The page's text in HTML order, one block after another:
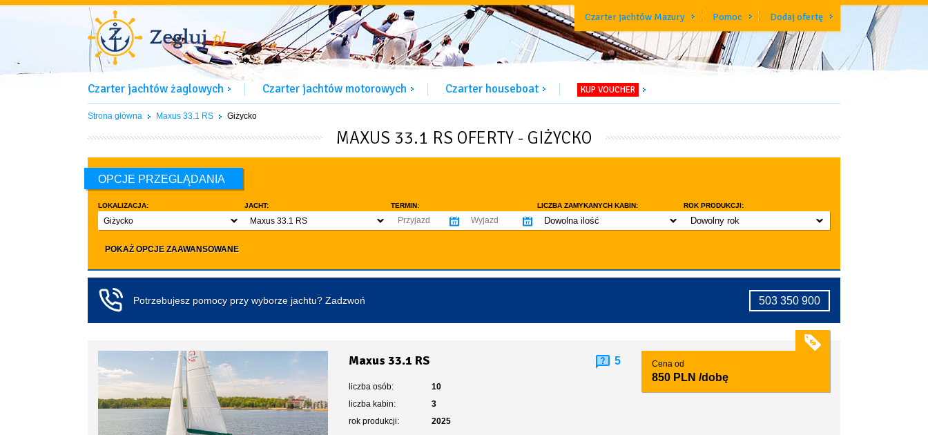
Czarter jachtów Mazury Pomoc Dodaj ofertę
Czarter jachtów żaglowych Czarter jachtów motorowych Czarter houseboat KUP VOUCHER
Strona główna Maxus 33.1 RS Giżycko
MAXUS 33.1 RS OFERTY - GIŻYCKO
OPCJE PRZEGLĄDANIA
LOKALIZACJA:
Giżycko
JACHT:
Maxus 33.1 RS
TERMIN: LICZBA ZAMYKANYCH KABIN:
Dowolna ilość
co najmniej 3
ROK PRODUKCJI:
Dowolny rok
do 10 lat
LICZBA OSÓB:
co najmniej 4
co najmniej 5
co najmniej 6
co najmniej 7
co najmniej 9
co najmniej 10
Czarter bez patentu / licencji
Koło sterowe
Lodówka
Flybridge
POKAŻ OPCJE ZAAWANSOWANE
Potrzebujesz pomocy przy wyborze jachtu? Zadzwoń 503 350 900
Maxus 33.1 RS 5
liczba osób:
10
liczba kabin:
3
rok produkcji:
2025
Cena od
850 PLN /dobę